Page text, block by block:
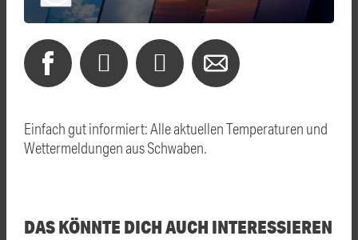
Einfach gut informiert: Alle aktuellen Temperaturen und
Wettermeldungen aus Schwaben.
DAS KÖNNTE DICH AUCH INTERESSIEREN